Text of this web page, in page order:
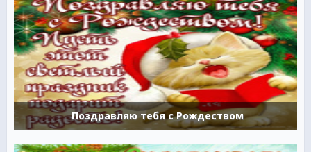
Поздравляю тебя с Рождеством